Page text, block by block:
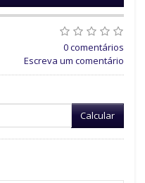
0 comentários
Escreva um comentário
Calcular